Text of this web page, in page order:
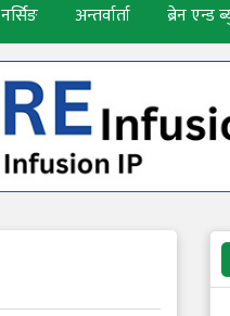
नर्सिङ अन्तर्वार्ता ब्रेन एन्ड